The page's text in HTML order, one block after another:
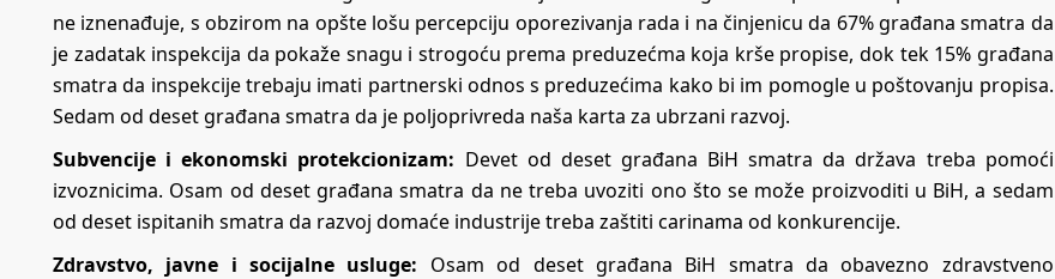
ne iznenađuje, s obzirom na opšte lošu percepciju oporezivanja rada i na činjenicu da 67% građana smatra da
je zadatak inspekcija da pokaže snagu i strogoću prema preduzećma koja krše propise, dok tek 15% građana
smatra da inspekcije trebaju imati partnerski odnos s preduzećima kako bi im pomogle u poštovanju propisa.
Sedam od deset građana smatra da je poljoprivreda naša karta za ubrzani razvoj.
Subvencije i ekonomski protekcionizam: Devet od deset građana BiH smatra da država treba pomoći
izvoznicima. Osam od deset građana smatra da ne treba uvoziti ono što se može proizvoditi u BiH, a sedam
od deset ispitanih smatra da razvoj domaće industrije treba zaštiti carinama od konkurencije.
Zdravstvo, javne i socijalne usluge: Osam od deset građana BiH smatra da obavezno zdravstveno